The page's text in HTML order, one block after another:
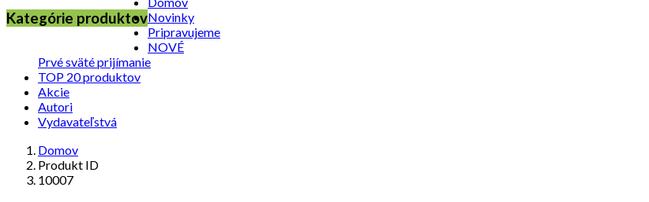
Kategórie produktovNovinky
Pripravujeme
NOVÉ
Prvé sväté prijímanie
TOP 20 produktov
Akcie
Autori
Vydavateľstvá
Domov
Produkt ID
10007